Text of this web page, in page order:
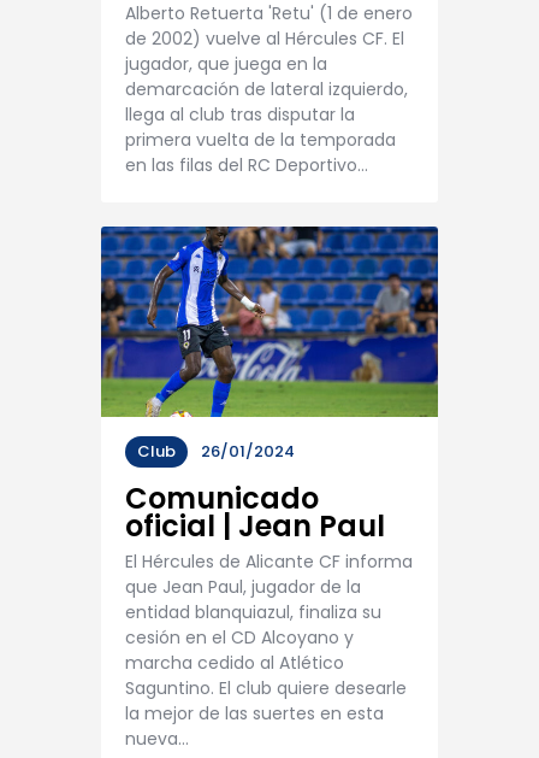
Alberto Retuerta 'Retu' (1 de enero
de 2002) vuelve al Hércules CF. El
jugador, que juega en la
demarcación de lateral izquierdo,
llega al club tras disputar la
primera vuelta de la temporada
en las filas del RC Deportivo…
Club 26/01/2024
Comunicado
oficial | Jean Paul
El Hércules de Alicante CF informa
que Jean Paul, jugador de la
entidad blanquiazul, finaliza su
cesión en el CD Alcoyano y
marcha cedido al Atlético
Saguntino. El club quiere desearle
la mejor de las suertes en esta
nueva…